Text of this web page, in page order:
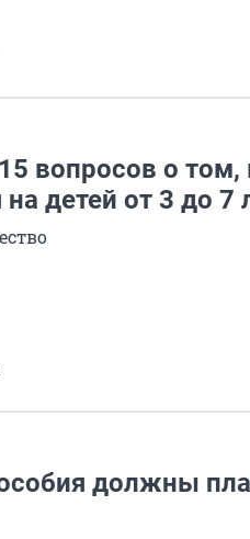
вопросов о том,
детей от 3 до 7
должны